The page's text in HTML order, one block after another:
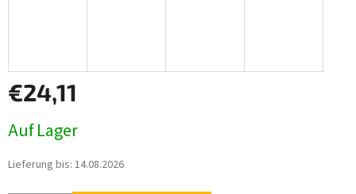
€24,11
Auf Lager
Lieferung bis: 14.08.2026